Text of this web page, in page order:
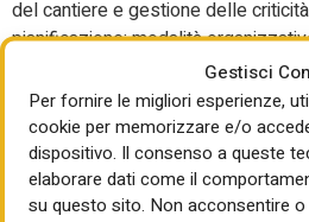
Gestisci
Per fornire le migliori esperienze,
cookie per memorizzare e/o
dispositivo. Il consenso a queste
elaborare dati come il
su questo sito. Non acconsentire
del cantiere e gestione delle
pianificazione; modalità
gestione delle interferenze;
garantire condizioni di maggiore
rispetto al PSC); 18 punti per
dell’ambiente (mitigazione
di cantierizzazione; impiego di
provenienti da filiera corta, nel